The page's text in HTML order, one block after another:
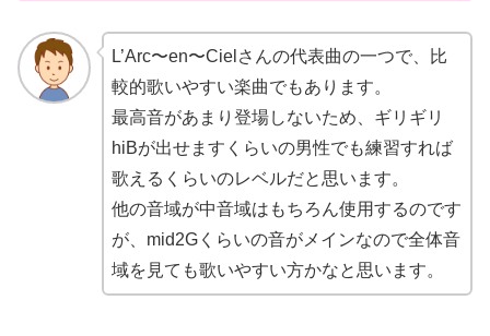
L’Arc〜en〜Cielさんの代表曲の一つで、比
較的歌いやすい楽曲でもあります。
最高音があまり登場しないため、ギリギリ
hiBが出せますくらいの男性でも練習すれば
歌えるくらいのレベルだと思います。
他の音域が中音域はもちろん使用するのです
が、mid2Gくらいの音がメインなので全体音
域を見ても歌いやすい方かなと思います。